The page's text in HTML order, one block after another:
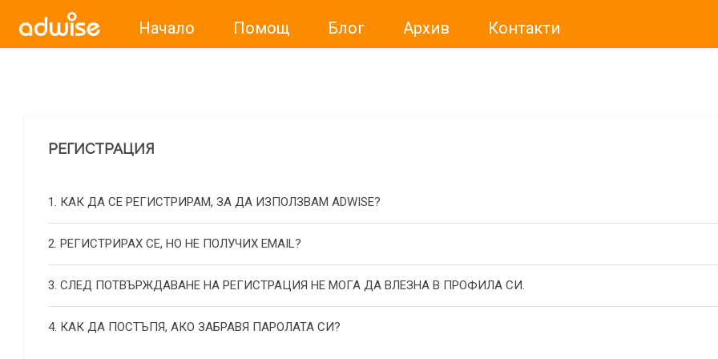
Начало Помощ Блог Архив Контакти
РЕГИСТРАЦИЯ
1. КАК ДА СЕ РЕГИСТРИРАМ, ЗА ДА ИЗПОЛЗВАМ ADWISE?
2. РЕГИСТРИРАХ СЕ, НО НЕ ПОЛУЧИХ EMAIL?
3. СЛЕД ПОТВЪРЖДАВАНЕ НА РЕГИСТРАЦИЯ НЕ МОГА ДА ВЛЕЗНА В ПРОФИЛА СИ.
4. КАК ДА ПОСТЪПЯ, АКО ЗАБРАВЯ ПАРОЛАТА СИ?